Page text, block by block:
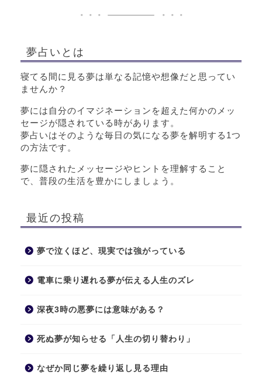
夢占いとは
寝てる間に見る夢は単なる記憶や想像だと思ってい
ませんか？
夢には自分のイマジネーションを超えた何かのメッ
セージが隠されている時があります。
夢占いはそのような毎日の気になる夢を解明する1つ
の方法です。
夢に隠されたメッセージやヒントを理解すること
で、普段の生活を豊かにしましょう。
最近の投稿
夢で泣くほど、現実では強がっている
電車に乗り遅れる夢が伝える人生のズレ
深夜3時の悪夢には意味がある？
死ぬ夢が知らせる「人生の切り替わり」
なぜか同じ夢を繰り返し見る理由